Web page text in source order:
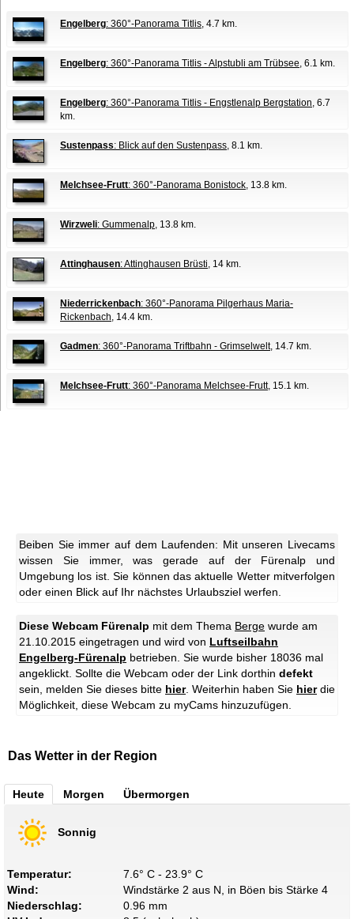
Engelberg: 360°-Panorama Titlis, 4.7 km.
Engelberg: 360°-Panorama Titlis - Alpstubli am Trübsee, 6.1 km.
Engelberg: 360°-Panorama Titlis - Engstlenalp Bergstation, 6.7
km.
Sustenpass: Blick auf den Sustenpass, 8.1 km.
Melchsee-Frutt: 360°-Panorama Bonistock, 13.8 km.
Wirzweli: Gummenalp, 13.8 km.
Attinghausen: Attinghausen Brüsti, 14 km.
Niederrickenbach: 360°-Panorama Pilgerhaus Maria-
Rickenbach, 14.4 km.
Gadmen: 360°-Panorama Triftbahn - Grimselwelt, 14.7 km.
Melchsee-Frutt: 360°-Panorama Melchsee-Frutt, 15.1 km.
Beiben Sie immer auf dem Laufenden: Mit unseren Livecams
wissen Sie immer, was gerade auf der Fürenalp und
Umgebung los ist. Sie können das aktuelle Wetter mitverfolgen
oder einen Blick auf Ihr nächstes Urlaubsziel werfen.
Diese Webcam Fürenalp mit dem Thema Berge wurde am
21.10.2015 eingetragen und wird von Luftseilbahn
Engelberg-Fürenalp betrieben. Sie wurde bisher 18036 mal
angeklickt. Sollte die Webcam oder der Link dorthin defekt
sein, melden Sie dieses bitte hier. Weiterhin haben Sie hierdie
Möglichkeit, diese Webcam zu myCams hinzuzufügen.
Das Wetter in der Region
Heute Morgen Übermorgen
Sonnig
Temperatur:
7.6° C - 23.9° C
Wind:
Windstärke 2 aus N, in Böen bis Stärke 4
Niederschlag:
0.96 mm